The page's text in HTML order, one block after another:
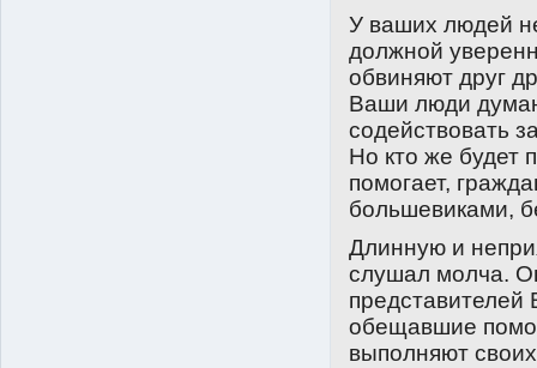
У ваших людей
должной
обвиняют друг
Ваши люди
содействовать
Но кто же будет
помогает,
большевиками,
Длинную и
слушал молча.
представителей
обещавшие
выполняют